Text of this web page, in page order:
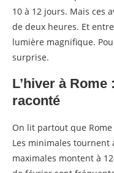
10 à 12 jours. Mais ces
de deux heures. Et
lumière magnifique.
surprise.
L’hiver à Rome
raconté
On lit partout que Rome
Les minimales tournent
maximales montent à